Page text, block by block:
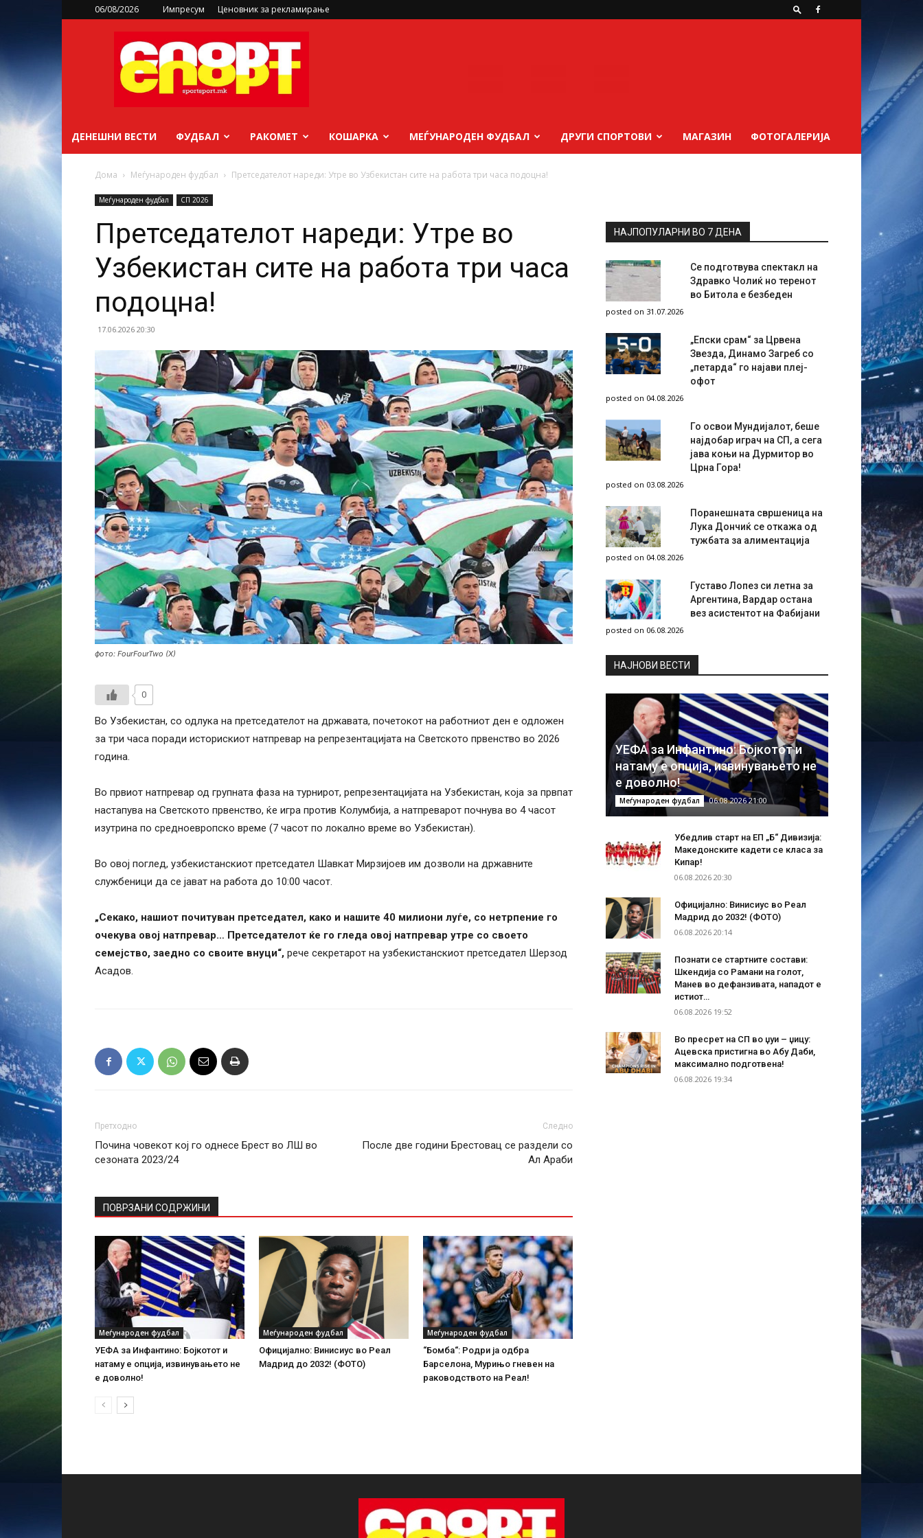
06/08/2026 Импресум Ценовник за рекламирање
sportsport.mk
ДЕНЕШНИ ВЕСТИ ФУДБАЛ РАКОМЕТ КОШАРКА МЕЃУНАРОДЕН ФУДБАЛ ДРУГИ СПОРТОВИ МАГАЗИН ФОТОГАЛЕРИЈА
Дома Меѓународен фудбал Претседателот нареди: Утре во Узбекистан сите на работа три часа подоцна!
Меѓународен фудбал СП 2026
Претседателот нареди: Утре во
Узбекистан сите на работа три часа
подоцна!
17.06.2026 20:30
фото: FourFourTwo (X)
0
Во Узбекистан, со одлука на претседателот на државата, почетокот на работниот ден е одложен
за три часа поради историскиот натпревар на репрезентацијата на Светското првенство во 2026
година.
Во првиот натпревар од групната фаза на турнирот, репрезентацијата на Узбекистан, која за првпат
настапува на Светското првенство, ќе игра против Колумбија, а натпреварот почнува во 4 часот
изутрина по средноевропско време (7 часот по локално време во Узбекистан).
Во овој поглед, узбекистанскиот претседател Шавкат Мирзијоев им дозволи на државните
службеници да се јават на работа до 10:00 часот.
„Секако, нашиот почитуван претседател, како и нашите 40 милиони луѓе, со нетрпение го
очекува овој натпревар… Претседателот ќе го гледа овој натпревар утре со своето
семејство, заедно со своите внуци“, рече секретарот на узбекистанскиот претседател Шерзод
Асадов.
Претходно
Почина човекот кој го однесе Брест во ЛШ во
сезоната 2023/24
Следно
После две години Брестовац се раздели со
Ал Араби
ПОВРЗАНИ СОДРЖИНИ
Меѓународен фудбал
УЕФА за Инфантино: Бојкотот и
натаму е опција, извинувањето не
е доволно!
Меѓународен фудбал
Официјално: Винисиус во Реал
Мадрид до 2032! (ФОТО)
Меѓународен фудбал
“Бомба“: Родри ја одбра
Барселона, Мурињо гневен на
раководството на Реал!
НАЈПОПУЛАРНИ ВО 7 ДЕНА
Се подготвува спектакл на
Здравко Чолиќ но теренот
во Битола е безбеден
posted on 31.07.2026
„Епски срам“ за Црвена
Звезда, Динамо Загреб со
„петарда“ го најави плеј-
офот
posted on 04.08.2026
Го освои Мундијалот, беше
најдобар играч на СП, а сега
јава коњи на Дурмитор во
Црна Гора!
posted on 03.08.2026
Поранешната свршеница на
Лука Дончиќ се откажа од
тужбата за алиментација
posted on 04.08.2026
Густаво Лопез си летна за
Аргентина, Вардар остана
вез асистентот на Фабијани
posted on 06.08.2026
НAЈНОВИ ВЕСТИ
УЕФА за Инфантино: Бојкотот и
натаму е опција, извинувањето не
е доволно!
Меѓународен фудбал 06.08.2026 21:00
Убедлив старт на ЕП „Б“ Дивизија:
Македонските кадети се класа за
Кипар!
06.08.2026 20:30
Официјално: Винисиус во Реал
Мадрид до 2032! (ФОТО)
06.08.2026 20:14
Познати се стартните состави:
Шкендија со Рамани на голот,
Манев во дефанзивата, нападот е
истиот…
06.08.2026 19:52
Во пресрет на СП во џуи – џицу:
Ацевска пристигна во Абу Даби,
максимално подготвена!
06.08.2026 19:34